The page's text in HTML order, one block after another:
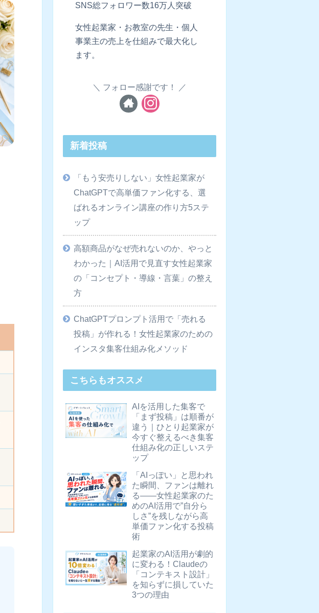
SNS総フォロワー数16万人突破
女性起業家・お教室の先生・個人
事業主の売上を仕組みで最大化し
ます。
フォロー感謝です！
新着投稿
「もう安売りしない」女性起業家が
ChatGPTで高単価ファン化する、選
ばれるオンライン講座の作り方5ステ
ップ
高額商品がなぜ売れないのか、やっと
わかった｜AI活用で見直す女性起業家
の「コンセプト・導線・言葉」の整え
方
ChatGPTプロンプト活用で「売れる
投稿」が作れる！女性起業家のための
インスタ集客仕組み化メソッド
こちらもオススメ
AIを活用した集客で
「まず投稿」は順番が
違う｜ひとり起業家が
今すぐ整えるべき集客
仕組み化の正しいステ
ップ
「AIっぽい」と思われ
た瞬間、ファンは離れ
る――女性起業家のた
めのAI活用で”自分ら
しさ”を残しながら高
単価ファン化する投稿
術
起業家のAI活用が劇的
に変わる！Claudeの
「コンテキスト設計」
を知らずに損していた
3つの理由